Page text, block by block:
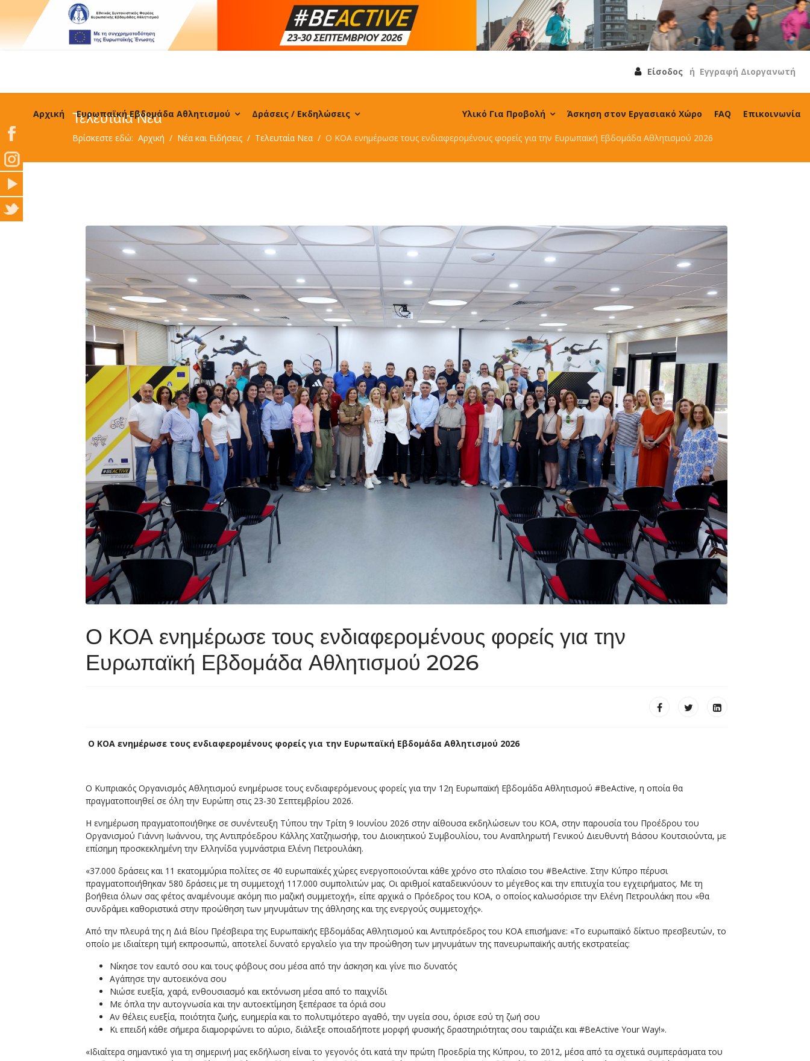
Είσοδος ή Εγγραφή Διοργανωτή
Αρχική Ευρωπαϊκή Εβδομάδα Αθλητισμού Δράσεις / Εκδηλώσεις Υλικό Για Προβολή Άσκηση στον Εργασιακό Χώρο FAQ Επικοινωνία
Τελευταία Νεα
Βρίσκεστε εδώ: Αρχική Νέα και Ειδήσεις Τελευταία Νεα Ο ΚΟΑ ενημέρωσε τους ενδιαφερομένους φορείς για την Ευρωπαϊκή Εβδομάδα Αθλητισμού 2026
Ο ΚΟΑ ενημέρωσε τους ενδιαφερομένους φορείς για την
Ευρωπαϊκή Εβδομάδα Αθλητισμού 2026
Ο ΚΟΑ ενημέρωσε τους ενδιαφερομένους φορείς για την Ευρωπαϊκή Εβδομάδα Αθλητισμού 2026
Ο Κυπριακός Οργανισμός Αθλητισμού ενημέρωσε τους ενδιαφερόμενους φορείς για την 12η Ευρωπαϊκή Εβδομάδα Αθλητισμού #BeActive, η οποία θα
πραγματοποιηθεί σε όλη την Ευρώπη στις 23-30 Σεπτεμβρίου 2026.
Η ενημέρωση πραγματοποιήθηκε σε συνέντευξη Τύπου την Τρίτη 9 Ιουνίου 2026 στην αίθουσα εκδηλώσεων του ΚΟΑ, στην παρουσία του Προέδρου του
Οργανισμού Γιάννη Ιωάννου, της Αντιπρόεδρου Κάλλης Χατζηιωσήφ, του Διοικητικού Συμβουλίου, του Αναπληρωτή Γενικού Διευθυντή Βάσου Κουτσιούντα, με
επίσημη προσκεκλημένη την Ελληνίδα γυμνάστρια Ελένη Πετρουλάκη.
«37.000 δράσεις και 11 εκατομμύρια πολίτες σε 40 ευρωπαϊκές χώρες ενεργοποιούνται κάθε χρόνο στο πλαίσιο του #BeActive. Στην Κύπρο πέρυσι
πραγματοποιήθηκαν 580 δράσεις με τη συμμετοχή 117.000 συμπολιτών μας. Οι αριθμοί καταδεικνύουν το μέγεθος και την επιτυχία του εγχειρήματος. Με τη
βοήθεια όλων σας φέτος αναμένουμε ακόμη πιο μαζική συμμετοχή», είπε αρχικά ο Πρόεδρος του ΚΟΑ, ο οποίος καλωσόρισε την Ελένη Πετρουλάκη που «θα
συνδράμει καθοριστικά στην προώθηση των μηνυμάτων της άθλησης και της ενεργούς συμμετοχής».
Από την πλευρά της η Διά Βίου Πρέσβειρα της Ευρωπαϊκής Εβδομάδας Αθλητισμού και Αντιπρόεδρος του ΚΟΑ επισήμανε: «Το ευρωπαϊκό δίκτυο πρεσβευτών, το
οποίο με ιδιαίτερη τιμή εκπροσωπώ, αποτελεί δυνατό εργαλείο για την προώθηση των μηνυμάτων της πανευρωπαϊκής αυτής εκστρατείας:
Νίκησε τον εαυτό σου και τους φόβους σου μέσα από την άσκηση και γίνε πιο δυνατός
Αγάπησε την αυτοεικόνα σου
Νιώσε ευεξία, χαρά, ενθουσιασμό και εκτόνωση μέσα από το παιχνίδι
Με όπλα την αυτογνωσία και την αυτοεκτίμηση ξεπέρασε τα όριά σου
Αν θέλεις ευεξία, ποιότητα ζωής, ευημερία και το πολυτιμότερο αγαθό, την υγεία σου, όρισε εσύ τη ζωή σου
Κι επειδή κάθε σήμερα διαμορφώνει το αύριο, διάλεξε οποιαδήποτε μορφή φυσικής δραστηριότητας σου ταιριάζει και #BeActive Your Way!».
«Ιδιαίτερα σημαντικό για τη σημερινή μας εκδήλωση είναι το γεγονός ότι κατά την πρώτη Προεδρία της Κύπρου, το 2012, μέσα από τα σχετικά συμπεράσματα του